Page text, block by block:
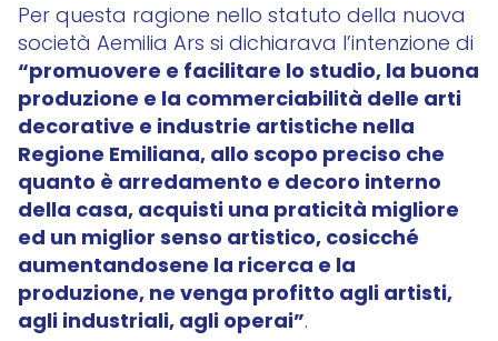
Per questa ragione nello statuto della nuova
società Aemilia Ars si dichiarava l’intenzione di
“promuovere e facilitare lo studio, la buona
produzione e la commerciabilità delle arti
decorative e industrie artistiche nella
Regione Emiliana, allo scopo preciso che
quanto è arredamento e decoro interno
della casa, acquisti una praticità migliore
ed un miglior senso artistico, cosicché
aumentandosene la ricerca e la
produzione, ne venga profitto agli artisti,
agli industriali, agli operai”.